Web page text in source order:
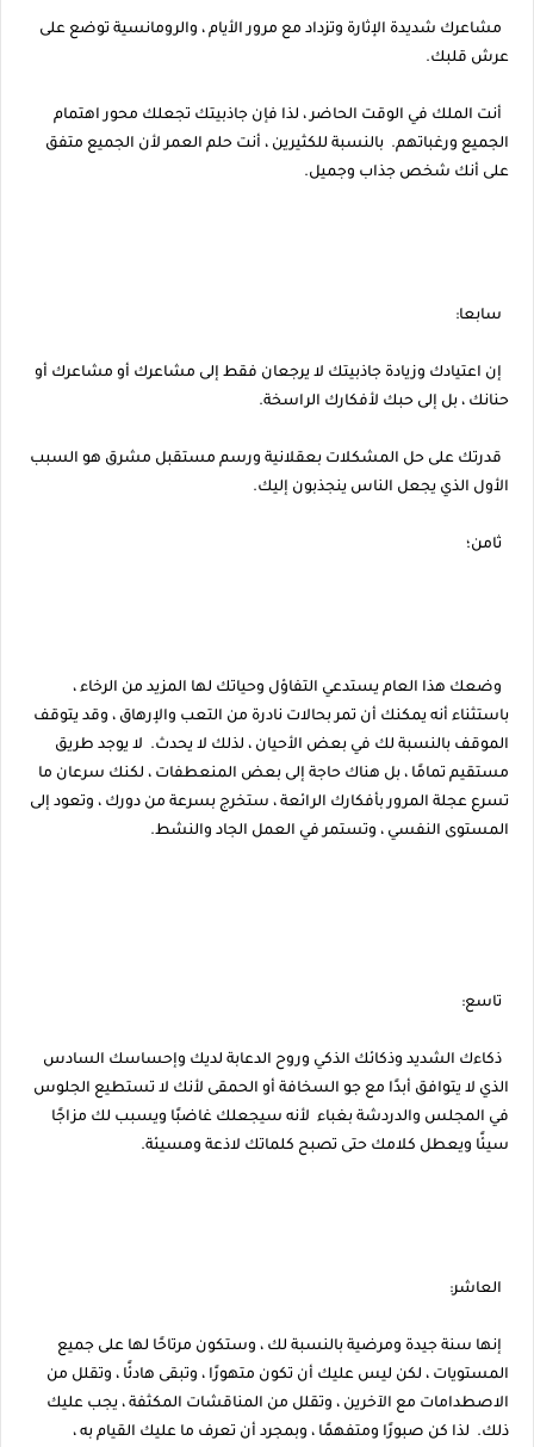
مشاعرك شديدة الإثارة وتزداد مع مرور الأيام ، والرومانسية توضع على
عرش قلبك.
أنت الملك في الوقت الحاضر ، لذا فإن جاذبيتك تجعلك محور اهتمام
الجميع ورغباتهم. بالنسبة للكثيرين ، أنت حلم العمر لأن الجميع متفق
على أنك شخص جذاب وجميل.
سابعا:
إن اعتيادك وزيادة جاذبيتك لا يرجعان فقط إلى مشاعرك أو مشاعرك أو
حنانك ، بل إلى حبك لأفكارك الراسخة.
قدرتك على حل المشكلات بعقلانية ورسم مستقبل مشرق هو السبب
الأول الذي يجعل الناس ينجذبون إليك.
ثامن؛
وضعك هذا العام يستدعي التفاؤل وحياتك لها المزيد من الرخاء ،
باستثناء أنه يمكنك أن تمر بحالات نادرة من التعب والإرهاق ، وقد يتوقف
الموقف بالنسبة لك في بعض الأحيان ، لذلك لا يحدث. لا يوجد طريق
مستقيم تمامًا ، بل هناك حاجة إلى بعض المنعطفات ، لكنك سرعان ما
تسرع عجلة المرور بأفكارك الرائعة ، ستخرج بسرعة من دورك ، وتعود إلى
المستوى النفسي ، وتستمر في العمل الجاد والنشط.
تاسع:
ذكاءك الشديد وذكائك الذكي وروح الدعابة لديك وإحساسك السادس
الذي لا يتوافق أبدًا مع جو السخافة أو الحمقى لأنك لا تستطيع الجلوس
في المجلس والدردشة بغباء لأنه سيجعلك غاضبًا ويسبب لك مزاجًا
سيئًا ويعطل كلامك حتى تصبح كلماتك لاذعة ومسيئة.
العاشر:
إنها سنة جيدة ومرضية بالنسبة لك ، وستكون مرتاحًا لها على جميع
المستويات ، لكن ليس عليك أن تكون متهورًا ، وتبقى هادئًا ، وتقلل من
الاصطدامات مع الآخرين ، وتقلل من المناقشات المكثفة ، يجب عليك
ذلك. لذا كن صبورًا ومتفهمًا ، وبمجرد أن تعرف ما عليك القيام به ،